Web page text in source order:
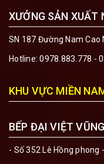
XƯỞNG SẢN XUẤT
SN 187 Đường Nam Cao
Hotline:0978.883.778 -
KHU VỰC MIỀN
BẾP ĐẠI VIỆT
- Số 352 Lê Hồng phong